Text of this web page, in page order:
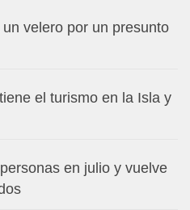
velero por un presunto
el turismo en la Isla y
en julio y vuelve